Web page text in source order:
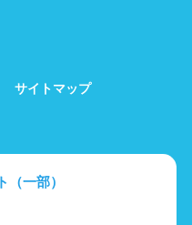
サイトマップ
一部）